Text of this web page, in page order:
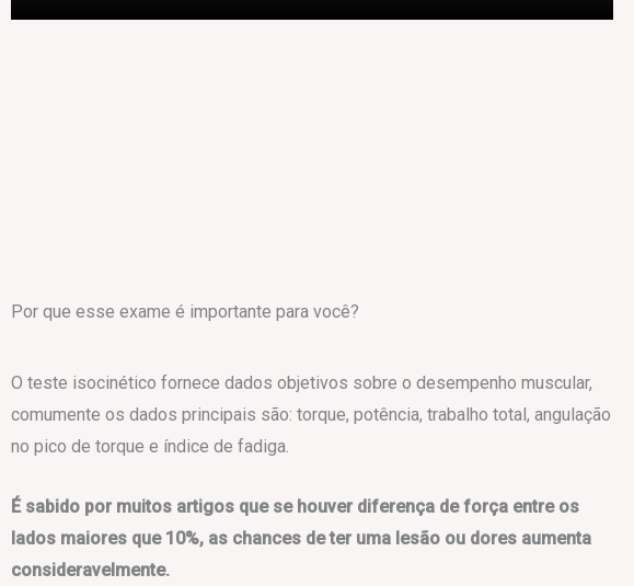
Por que esse exame é importante para você?
O teste isocinético fornece dados objetivos sobre o desempenho muscular,
comumente os dados principais são: torque, potência, trabalho total, angulação
no pico de torque e índice de fadiga.
É sabido por muitos artigos que se houver diferença de força entre os
lados maiores que 10%, as chances de ter uma lesão ou dores aumenta
consideravelmente.